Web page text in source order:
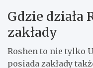
Gdzie działa
zakłady
Roshen to nie tylko
posiada zakłady